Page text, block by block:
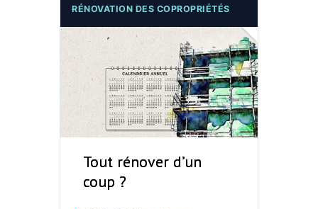
RÉNOVATION DES COPROPRIÉTÉS
Tout rénover d’un
coup ?